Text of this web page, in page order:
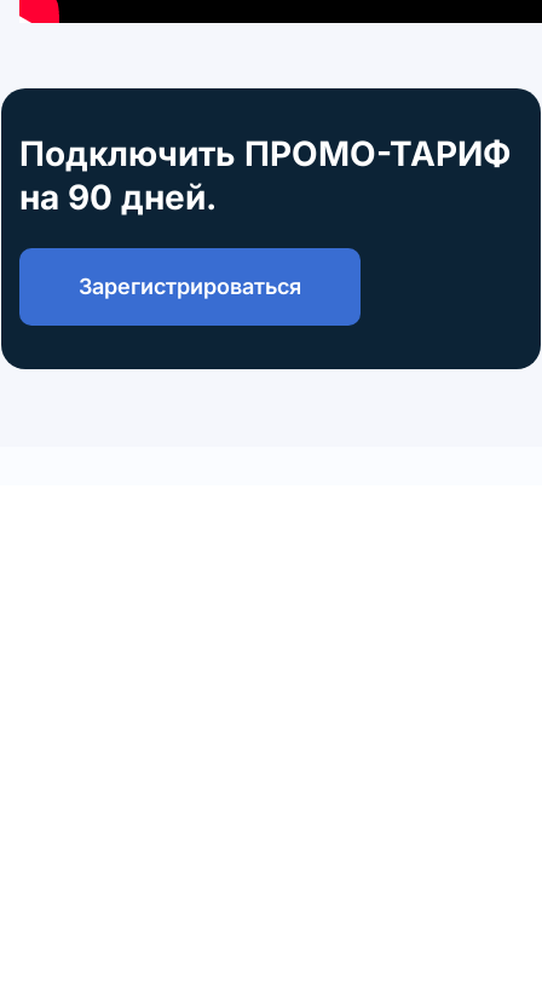
Подключить ПРОМО-ТАРИФ
на 90 дней.
Зарегистрироваться